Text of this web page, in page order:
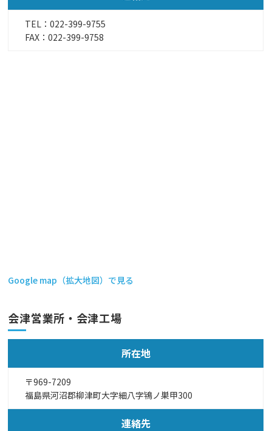
TEL：022-399-9755
FAX：022-399-9758
Google map（拡大地図）で見る
会津営業所・会津工場
所在地
〒969-7209
福島県河沼郡柳津町大字細八字鴇ノ巣甲300
連絡先